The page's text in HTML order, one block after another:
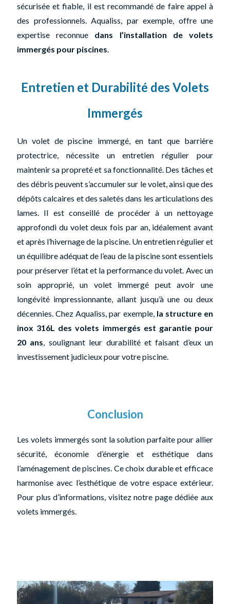
sécurisée et fiable, il est recommandé de faire appel à
des professionnels. Aqualiss, par exemple, offre une
expertise reconnue dans l’installation de volets
immergés pour piscines
Entretien et Durabilité des Volets
Immergés
Un volet de piscine immergé, en tant que barrière
protectrice, nécessite un entretien régulier pour
maintenir sa propreté et sa fonctionnalité. Des tâches et
des débris peuvent s’accumuler sur le volet, ainsi que des
dépôts calcaires et des saletés dans les articulations des
lames. Il est conseillé de procéder à un nettoyage
approfondi du volet deux fois par an, idéalement avant
et après l’hivernage de la piscine. Un entretien régulier et
un équilibre adéquat de l’eau de la piscine sont essentiels
pour préserver l’état et la performance du volet. Avec un
soin approprié, un volet immergé peut avoir une
longévité impressionnante, allant jusqu’à une ou deux
décennies. Chez Aqualiss, par exemple, la structure en
inox 316L des volets immergés est garantie pour
20 ans , soulignant leur durabilité et faisant d’eux un
investissement judicieux pour votre piscine.
Conclusion
Les volets immergés sont la solution parfaite pour allier
sécurité, économie d’énergie et esthétique dans
l’aménagement de piscines. Ce choix durable et efficace
harmonise avec l’esthétique de votre espace extérieur.
Pour plus d’informations, visitez notre page dédiée aux
volets immergés.